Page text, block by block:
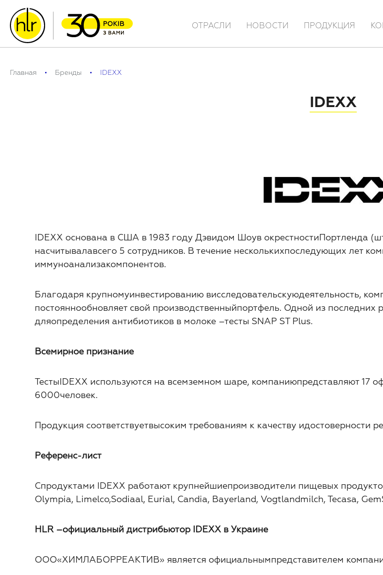
ОТРАСЛИ НОВОСТИ ПРОДУКЦИЯ
Главная Бренды IDEXX
IDEXX
IDEXX основана в США в 1983 году Дэвидом Шоув окрестностиПортленда
насчитывалавсего 5 сотрудников. В течение несколькихпоследующих лет
иммуноанализакомпонентов.
Благодаря крупномуинвестированию висследовательскуюдеятельность,
постояннообновляет свой производственныйпортфель. Одной из последних
дляопределения антибиотиков в молоке –тесты SNAP ST Plus.
Всемирное признание
ТестыIDEXX используются на всемземном шаре, компаниюпредставляют 17
6000человек.
Продукция соответствуетвысоким требованиям к качеству идостоверности
Референс-лист
Спродуктами IDEXX работают крупнейшиепроизводители пищевых
Olympia, Limelco,Sodiaal, Eurial, Candia, Bayerland, Vogtlandmilch, Tecasa,
HLR –официальный дистрибьютор IDEXX в Украине
ООО«ХИМЛАБОРРЕАКТИВ» является официальнымпредставителем